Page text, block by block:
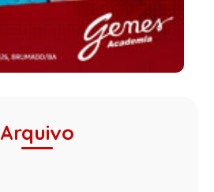
Arquivo